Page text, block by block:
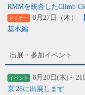
RMMを統合したClimb
セミナー 8月27日（木）
基本編
出展・参加イベント
イベント 8月20日(木)～21
京'26に出展します